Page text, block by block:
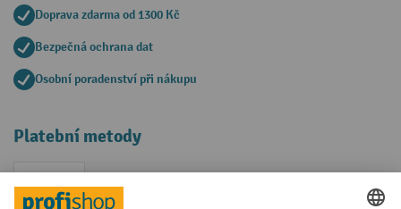
Doprava zdarma od 1300 Kč
Bezpečná ochrana dat
Osobní poradenství při nákupu
Platební metody
Faktura